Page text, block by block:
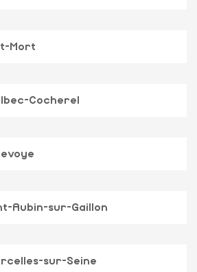
Mort
Cocherel
Aubin-sur-Gaillon
sur-Seine